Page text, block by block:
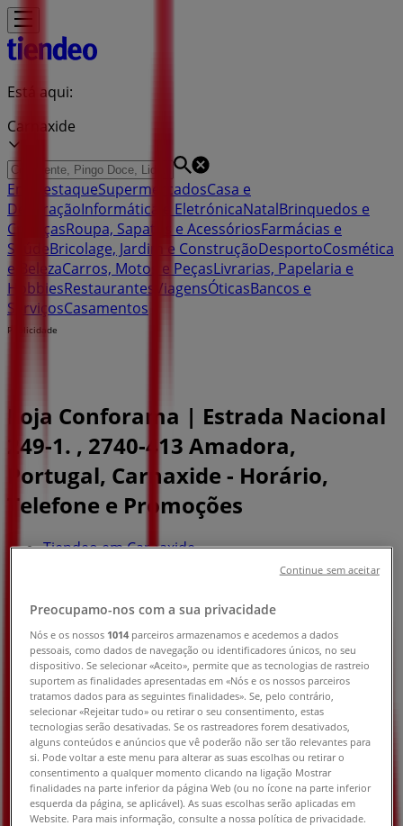
Está aqui:
Carnaxide
Em DestaqueSupermercadosCasa e
DecoraçãoInformática e EletrónicaNatalBrinquedos e
CriançasRoupa, Sapatos e AcessóriosFarmácias e
SaúdeBricolage, Jardim e ConstruçãoDesportoCosmética
e BelezaCarros, Motos e PeçasLivrarias, Papelaria e
HobbiesRestaurantes ViagensÓticasBancos e
ServiçosCasamentos
Publicidade
Loja Conforama | Estrada Nacional
249-1. , 2740-413 Amadora,
Portugal, Carnaxide - Horário,
Telefone e Promoções
Tiendeo em Carnaxide»
Promoções de Casa e Decoração em Carnaxide»
Conforama | Estrada Nacional 249-1. , 2740-413
Amadora, Portugal
Mapa
Mapa
Promoções de Conforama em
Carnaxide
Preocupamo-nos com a sua privacidade
Nós e os nossos 1014 parceiros armazenamos e acedemos a dados
pessoais, como dados de navegação ou identificadores únicos, no seu
dispositivo. Se selecionar «Aceito», permite que as tecnologias de rastreio
suportem as finalidades apresentadas em «Nós e os nossos parceiros
tratamos dados para as seguintes finalidades». Se, pelo contrário,
selecionar «Rejeitar tudo» ou retirar o seu consentimento, estas
tecnologias serão desativadas. Se os rastreadores forem desativados,
alguns conteúdos e anúncios que vê poderão não ser tão relevantes para
si. Pode voltar a este menu para alterar as suas escolhas ou retirar o
consentimento a qualquer momento clicando na ligação Mostrar
finalidades na parte inferior da página Web (ou no ícone na parte inferior
esquerda da página, se aplicável). As suas escolhas serão aplicadas em
Website. Para mais informação, consulte a nossa política de privacidade.
Continue sem aceitar